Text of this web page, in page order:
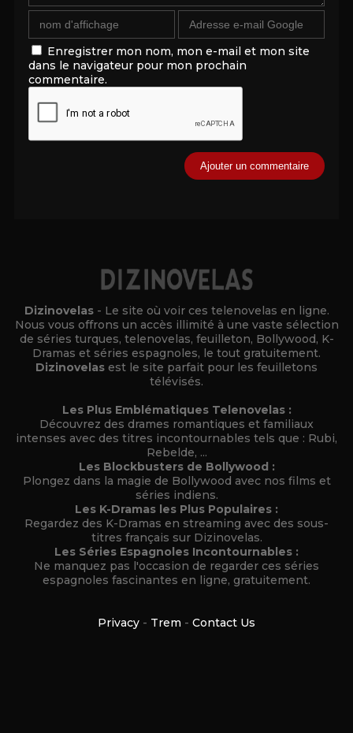
Enregistrer mon nom, mon e-mail et mon site
dans le navigateur pour mon prochain
commentaire.
Dizinovelas - Le site où voir ces telenovelas en ligne.
Nous vous offrons un accès illimité à une vaste sélection
de séries turques, telenovelas, feuilleton, Bollywood, K-
Dramas et séries espagnoles, le tout gratuitement.
Dizinovelas est le site parfait pour les feuilletons
télévisés.
Les Plus Emblématiques Telenovelas :
Découvrez des drames romantiques et familiaux
intenses avec des titres incontournables tels que : Rubi,
Rebelde, ...
Les Blockbusters de Bollywood :
Plongez dans la magie de Bollywood avec nos films et
séries indiens.
Les K-Dramas les Plus Populaires :
Regardez des K-Dramas en streaming avec des sous-
titres français sur Dizinovelas.
Les Séries Espagnoles Incontournables :
Ne manquez pas l'occasion de regarder ces séries
espagnoles fascinantes en ligne, gratuitement.
Privacy - Trem - Contact Us